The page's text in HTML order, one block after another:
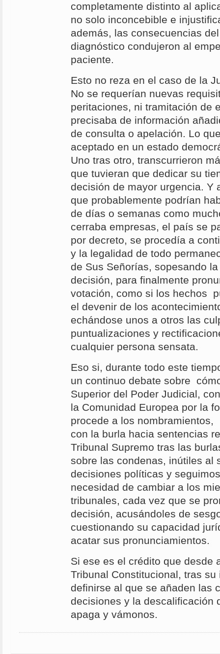
completamente distinto al
no solo inconcebible e
además, las consecuencias
diagnóstico condujeron al
paciente.
Esto no reza en el caso de la
No se requerían nuevas
peritaciones, ni tramitación de
precisaba de información
de consulta o apelación. Lo
aceptado en un estado
Uno tras otro, transcurrieron
que tuvieran que dedicar su
decisión de mayor urgencia. Y
que probablemente podrían
de días o semanas como
cerraba empresas, el país se
por decreto, se procedía a
y la legalidad de todo
de Sus Señorías, sopesando
decisión, para finalmente
votación, como si los hechos
el devenir de los
echándose unos a otros las
puntualizaciones y
cualquier persona sensata.
Eso si, durante todo este
un continuo debate sobre
Superior del Poder Judicial,
la Comunidad Europea por la
procede a los nombramientos,
con la burla hacia sentencias
Tribunal Supremo tras las
sobre las condenas, inútiles al
decisiones políticas y
necesidad de cambiar a los
tribunales, cada vez que se
decisión, acusándoles de
cuestionando su capacidad
acatar sus pronunciamientos.
Si ese es el crédito que desde
Tribunal Constitucional, tras
definirse al que se añaden las
decisiones y la descalificación
apaga y vámonos.